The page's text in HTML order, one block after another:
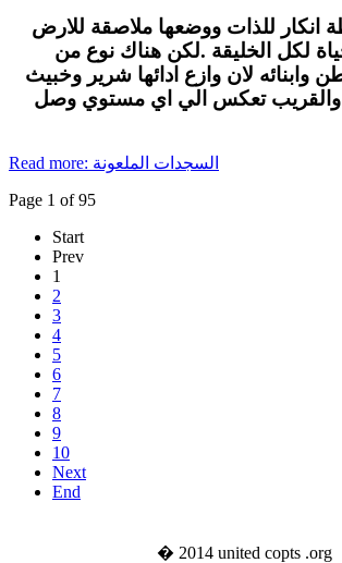
انكار للذات ووضعها ملاصقة للارض
لكل الخليقة .لكن هناك نوع من
لان وازع ادائها شرير وخبيث
والقريب تعكس الي اي مستوي وصل
Read more: السجدات الملعونة
Page 1 of 95
Start
Prev
1
2
3
4
5
6
7
8
9
10
Next
End
� 2014 united copts .org